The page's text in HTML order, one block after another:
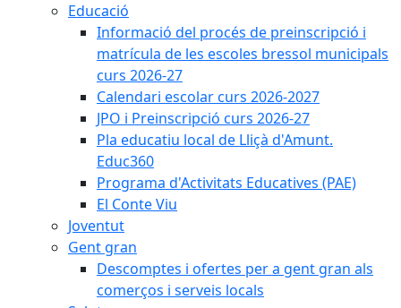
Educació
Informació del procés de preinscripció i
matrícula de les escoles bressol municipals
curs 2026-27
Calendari escolar curs 2026-2027
JPO i Preinscripció curs 2026-27
Pla educatiu local de Lliçà d'Amunt.
Educ360
Programa d'Activitats Educatives (PAE)
El Conte Viu
Joventut
Gent gran
Descomptes i ofertes per a gent gran als
comerços i serveis locals